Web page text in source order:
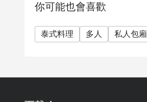
你可能也會喜歡
泰式料理 多人 私人包廂